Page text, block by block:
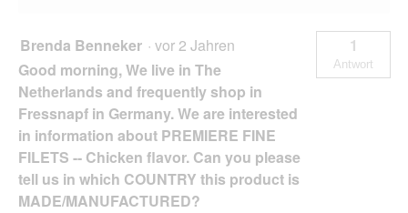
Brenda Benneker · vor 2 Jahren
Good morning, We live in The
Netherlands and frequently shop in
Fressnapf in Germany. We are interested
in information about PREMIERE FINE
FILETS -- Chicken flavor. Can you please
tell us in which COUNTRY this product is
MADE/MANUFACTURED?
1
Antwort